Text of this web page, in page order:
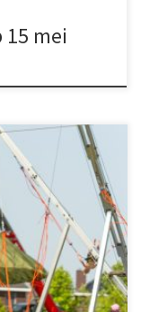
15 mei
en dat alles
JNBS 2026! Wat
alvast in je
het tijd om na te